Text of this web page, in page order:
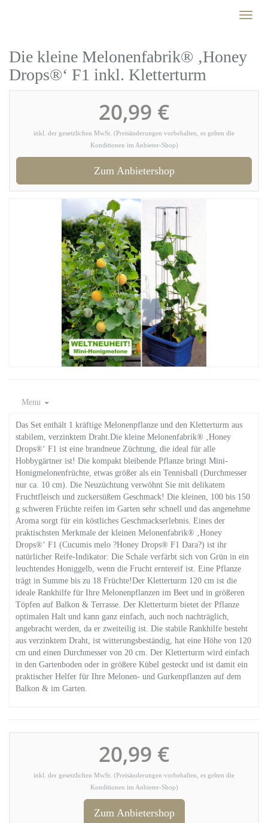
Toggle
Die kleine Melonenfabrik® ‚Honey
Drops®‘ F1 inkl. Kletterturm
20,99 €
inkl. der gesetzlichen MwSt. (Preisänderungen vorbehalten, es gelten die
Konditionen im Anbieter-Shop)
Zum Anbietershop
Menu
Das Set enthält 1 kräftige Melonenpflanze und den Kletterturm aus
stabilem, verzinktem Draht.Die kleine Melonenfabrik® ‚Honey
Drops®‘ F1 ist eine brandneue Züchtung, die ideal für alle
Hobbygärtner ist! Die kompakt bleibende Pflanze bringt Mini-
Honigmelonenfrüchte, etwas größer als ein Tennisball (Durchmesser
nur ca. 10 cm). Die Neuzüchtung verwöhnt Sie mit delikatem
Fruchtfleisch und zuckersüßem Geschmack! Die kleinen, 100 bis 150
g schweren Früchte reifen im Garten sehr schnell und das angenehme
Aroma sorgt für ein köstliches Geschmackserlebnis. Eines der
praktischsten Merkmale der kleinen Melonenfabrik® ‚Honey
Drops®‘ F1 (Cucumis melo ?Honey Drops® F1 Dara?) ist ihr
natürlicher Reife-Indikator: Die Schale verfärbt sich von Grün in ein
leuchtendes Honiggelb, wenn die Frucht erntereif ist. Eine Pflanze
trägt in Summe bis zu 18 Früchte!Der Kletterturm 120 cm ist die
ideale Rankhilfe für Ihre Melonenpflanzen im Beet und in größeren
Töpfen auf Balkon & Terrasse. Der Kletterturm bietet der Pflanze
optimalen Halt und kann ganz einfach, auch noch nachträglich,
angebracht werden, da er zweiteilig ist. Die stabile Rankhilfe besteht
aus verzinktem Draht, ist witterungsbeständig, hat eine Höhe von 120
cm und einen Durchmesser von 20 cm. Der Kletterturm wird einfach
in den Gartenboden oder in größere Kübel gesteckt und ist damit ein
praktischer Helfer für Ihre Melonen- und Gurkenpflanzen auf dem
Balkon & im Garten.
20,99 €
inkl. der gesetzlichen MwSt. (Preisänderungen vorbehalten, es gelten die
Konditionen im Anbieter-Shop)
Zum Anbietershop